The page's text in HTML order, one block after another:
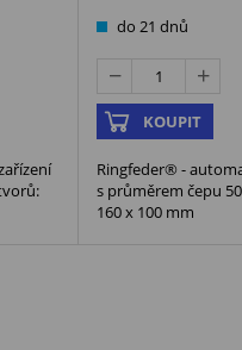
do 21 dnů
KOUPIT
Ringfeder® -
s průměrem čepu
160 x 100 mm